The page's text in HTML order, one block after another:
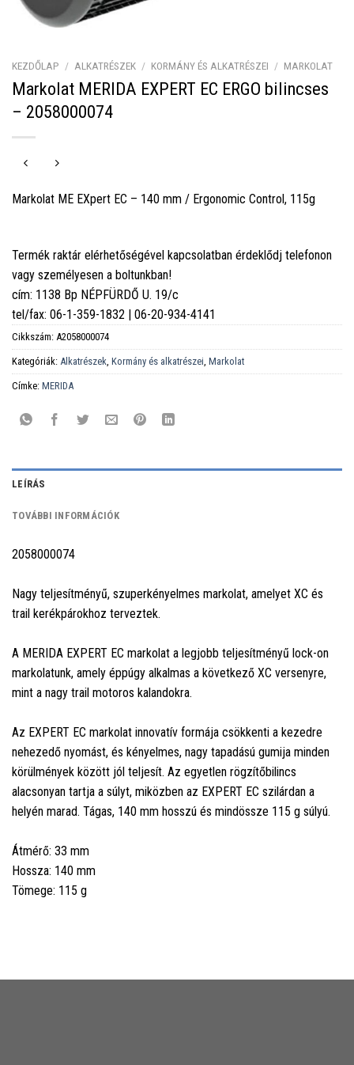
KEZDŐLAP / ALKATRÉSZEK / KORMÁNY ÉS ALKATRÉSZEI / MARKOLAT
Markolat MERIDA EXPERT EC ERGO bilincses
– 2058000074
Markolat ME EXpert EC – 140 mm / Ergonomic Control, 115g
Termék raktár elérhetőségével kapcsolatban érdeklődj telefonon
vagy személyesen a boltunkban!
cím: 1138 Bp NÉPFÜRDŐ U. 19/c
tel/fax: 06-1-359-1832 | 06-20-934-4141
Cikkszám: A2058000074
Kategóriák: Alkatrészek Kormány és alkatrészei Markolat
Címke: MERIDA
LEÍRÁS
TOVÁBBI INFORMÁCIÓK
2058000074
Nagy teljesítményű, szuperkényelmes markolat, amelyet XC és
trail kerékpárokhoz terveztek.
A MERIDA EXPERT EC markolat a legjobb teljesítményű lock-on
markolatunk, amely éppúgy alkalmas a következő XC versenyre,
mint a nagy trail motoros kalandokra.
Az EXPERT EC markolat innovatív formája csökkenti a kezedre
nehezedő nyomást, és kényelmes, nagy tapadású gumija minden
körülmények között jól teljesít. Az egyetlen rögzítőbilincs
alacsonyan tartja a súlyt, miközben az EXPERT EC szilárdan a
helyén marad. Tágas, 140 mm hosszú és mindössze 115 g súlyú.
Átmérő: 33 mm
Hossza: 140 mm
Tömege: 115 g